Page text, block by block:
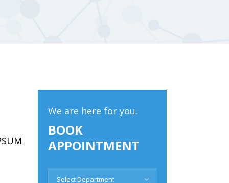
We are here for you.
BOOK
APPOINTMENT
Select Department